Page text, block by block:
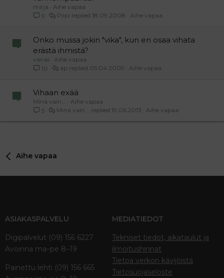
mirja
Aihe vapaa
9
Aihe vapaa
18.09.2008
Piipi
Onko mussa jokin "vika", kun en osaa vihata
erästä ihmistä?
vieras Aihe vapaa
10
Aihe vapaa
05.04.2009
ap
Vihaan exää
Minä vain...
Aihe vapaa
5
Aihe vapaa
19.06.2013
Minä vain...
Aihe vapaa
ASIAKASPALVELU
Digipalvelut (09) 156 6227
Avoinna ma–pe 8–19
Painettu lehti (09) 156 665
MEDIATIEDOT
Tekniset tiedot, aikataulut ja
ilmoitushinnat
Tietoa verkon kävijöistä
Tietosuojaseloste